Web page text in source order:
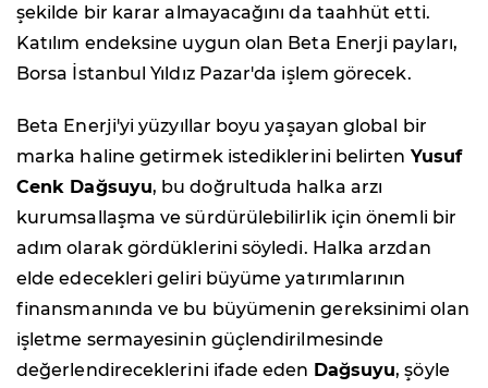
şekilde bir karar almayacağını da taahhüt etti.
Katılım endeksine uygun olan Beta Enerji payları,
Borsa İstanbul Yıldız Pazar'da işlem görecek.
Beta Enerji'yi yüzyıllar boyu yaşayan global bir
marka haline getirmek istediklerini belirten Yusuf
Cenk Dağsuyu, bu doğrultuda halka arzı
kurumsallaşma ve sürdürülebilirlik için önemli bir
adım olarak gördüklerini söyledi. Halka arzdan
elde edecekleri geliri büyüme yatırımlarının
finansmanında ve bu büyümenin gereksinimi olan
işletme sermayesinin güçlendirilmesinde
değerlendireceklerini ifade eden Dağsuyu, şöyle